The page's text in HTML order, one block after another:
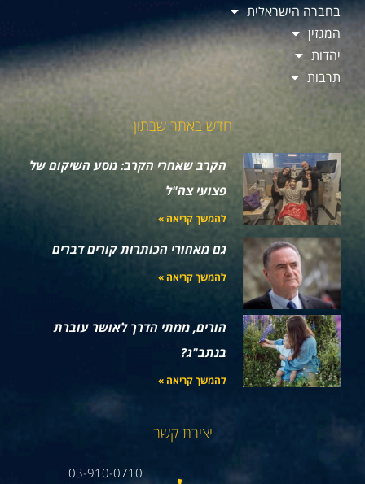
בחברה הישראלית
המגזין
יהדות
תרבות
חדש באתר שבתון
הקרב שאחרי הקרב: מסע השיקום של
פצועי צה"ל
להמשך קריאה »
גם מאחורי הכותרות קורים דברים
להמשך קריאה »
הורים, ממתי הדרך לאושר עוברת
בנתב"ג?
להמשך קריאה »
יצירת קשר
03-910-0710